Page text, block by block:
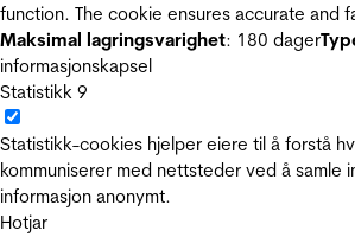
function. The cookie ensures accurate and
Maksimal lagringsvarighet: 180 dager
informasjonskapsel
Statistikk 9
Statistikk-cookies hjelper eiere til å forstå
kommuniserer med nettsteder ved å samle
informasjon anonymt.
Hotjar